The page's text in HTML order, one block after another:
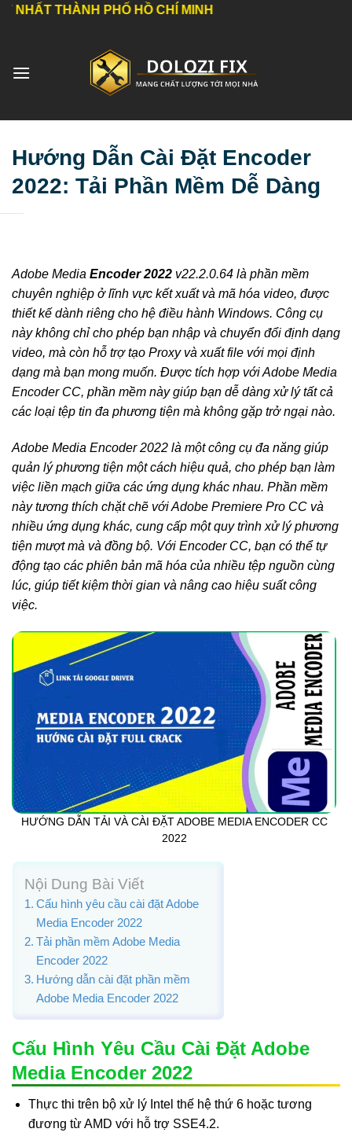
Bỏ
dung
PHỐ HỒ CHÍ MINH
Hướng Dẫn Cài Đặt Encoder
2022: Tải Phần Mềm Dễ Dàng
Adobe Media Encoder 2022 v22.2.0.64 là phần mềm
chuyên nghiệp ở lĩnh vực kết xuất và mã hóa video, được
thiết kế dành riêng cho hệ điều hành Windows. Công cụ
này không chỉ cho phép bạn nhập và chuyển đổi định dạng
video, mà còn hỗ trợ tạo Proxy và xuất file với mọi định
dạng mà bạn mong muốn. Được tích hợp với Adobe Media
Encoder CC, phần mềm này giúp bạn dễ dàng xử lý tất cả
các loại tệp tin đa phương tiện mà không gặp trở ngại nào.
Adobe Media Encoder 2022 là một công cụ đa năng giúp
quản lý phương tiện một cách hiệu quả, cho phép bạn làm
việc liền mạch giữa các ứng dụng khác nhau. Phần mềm
này tương thích chặt chẽ với Adobe Premiere Pro CC và
nhiều ứng dụng khác, cung cấp một quy trình xử lý phương
tiện mượt mà và đồng bộ. Với Encoder CC, bạn có thể tự
động tạo các phiên bản mã hóa của nhiều tệp nguồn cùng
lúc, giúp tiết kiệm thời gian và nâng cao hiệu suất công
việc.
HƯỚNG DẪN TẢI VÀ CÀI ĐẶT ADOBE MEDIA ENCODER CC
2022
Nội Dung Bài Viết
Cấu hình yêu cầu cài đặt Adobe
Media Encoder 2022
Tải phần mềm Adobe Media
Encoder 2022
Hướng dẫn cài đặt phần mềm
Adobe Media Encoder 2022
Cấu Hình Yêu Cầu Cài Đặt Adobe
Media Encoder 2022
Thực thi trên bộ xử lý Intel thế hệ thứ 6 hoặc tương
đương từ AMD với hỗ trợ SSE4.2.